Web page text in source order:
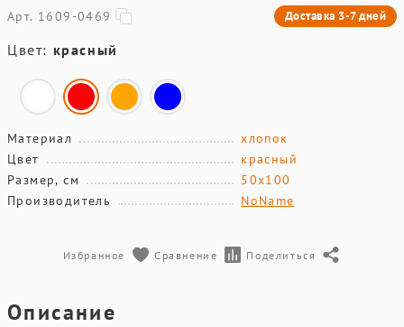
Арт. 1609-0469 Доставка 3-7 дней
Цвет: красный
Материал
хлопок
Цвет
красный
Размер, см
50х100
Производитель
NoName
Избранное Сравнение Поделиться
Описание